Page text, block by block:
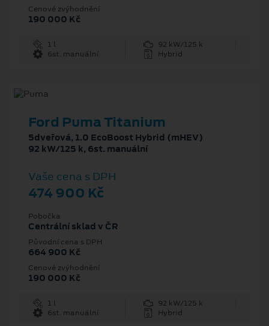
Cenové zvýhodnění
190 000 Kč
1 l
92 kW/125 k
6st. manuální
Hybrid
Ford Puma Titanium
5dveřová, 1.0 EcoBoost Hybrid (mHEV)
92 kW/125 k, 6st. manuální
Vaše cena s DPH
474 900 Kč
Pobočka
Centrální sklad v ČR
Původní cena s DPH
664 900 Kč
Cenové zvýhodnění
190 000 Kč
1 l
92 kW/125 k
6st. manuální
Hybrid